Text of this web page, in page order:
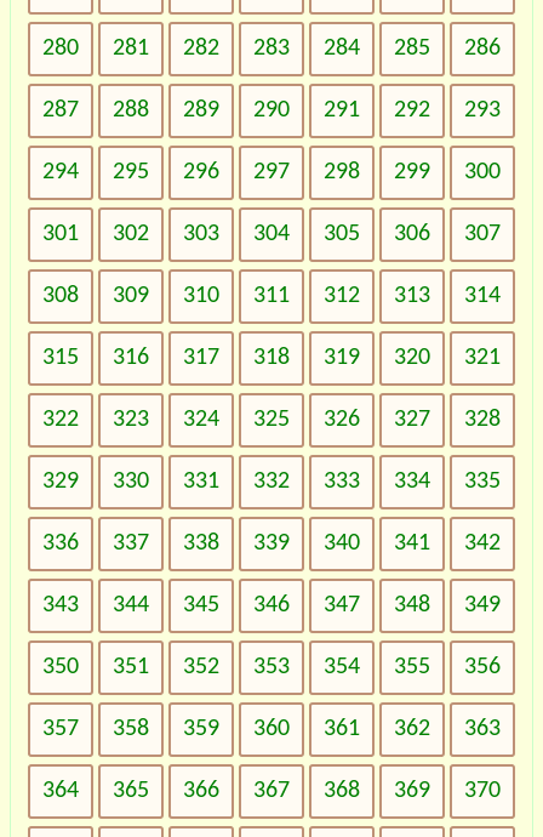
280 281 282 283 284 285 286
287 288 289 290 291 292 293
294 295 296 297 298 299 300
301 302 303 304 305 306 307
308 309 310 311 312 313 314
315 316 317 318 319 320 321
322 323 324 325 326 327 328
329 330 331 332 333 334 335
336 337 338 339 340 341 342
343 344 345 346 347 348 349
350 351 352 353 354 355 356
357 358 359 360 361 362 363
364 365 366 367 368 369 370